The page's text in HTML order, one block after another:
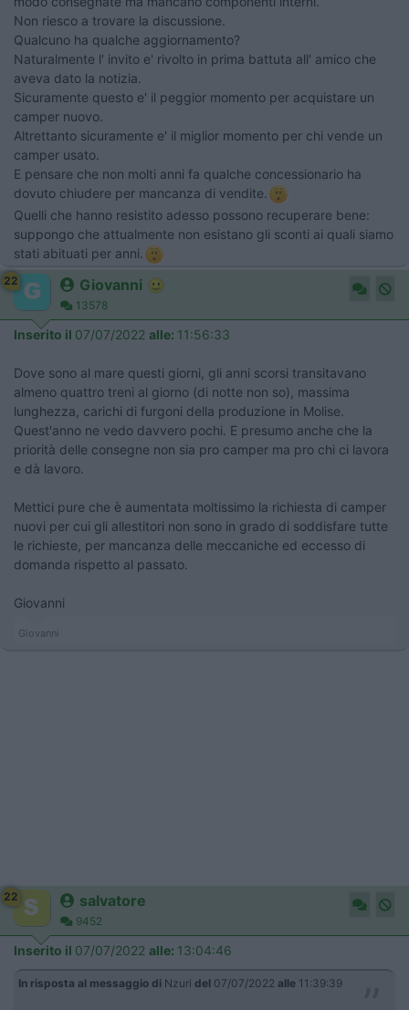
Non riesco a trovare la discussione.
Qualcuno ha qualche aggiornamento?
Naturalmente l' invito e' rivolto in prima battuta all' amico che
aveva dato la notizia.
Sicuramente questo e' il peggior momento per acquistare un
camper nuovo.
Altrettanto sicuramente e' il miglior momento per chi vende un
camper usato.
E pensare che non molti anni fa qualche concessionario ha
dovuto chiudere per mancanza di vendite.
Quelli che hanno resistito adesso possono recuperare bene:
suppongo che attualmente non esistano gli sconti ai quali siamo
stati abituati per anni.
22 Giovanni
13578
Inserito il 07/07/2022 alle: 11:56:33
Dove sono al mare questi giorni, gli anni scorsi transitavano
almeno quattro treni al giorno (di notte non so), massima
lunghezza, carichi di furgoni della produzione in Molise.
Quest'anno ne vedo davvero pochi. E presumo anche che la
priorità delle consegne non sia pro camper ma pro chi ci lavora
e dà lavoro.
Mettici pure che è aumentata moltissimo la richiesta di camper
nuovi per cui gli allestitori non sono in grado di soddisfare tutte
le richieste, per mancanza delle meccaniche ed eccesso di
domanda rispetto al passato.
Giovanni
Giovanni
22 salvatore
9452
Inserito il 07/07/2022 alle: 13:04:46
In risposta al messaggio di Nzuri del 07/07/2022 alle 11:39:39